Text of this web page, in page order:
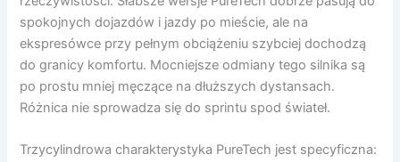
spokojnych dojazdów i jazdy po mieście, ale na
ekspresówce przy pełnym obciążeniu szybciej dochodzą
do granicy komfortu. Mocniejsze odmiany tego silnika są
po prostu mniej męczące na dłuższych dystansach.
Różnica nie sprowadza się do sprintu spod świateł.
Trzycylindrowa charakterystyka PureTech jest specyficzna: